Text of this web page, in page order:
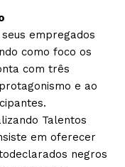
empregados
como foco os
com três
e ao
Talentos
em oferecer
negros